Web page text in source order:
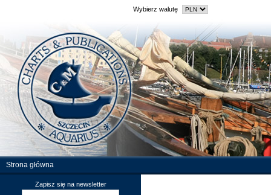
Wybierz walutę
Strona główna
Zapisz się na newsletter